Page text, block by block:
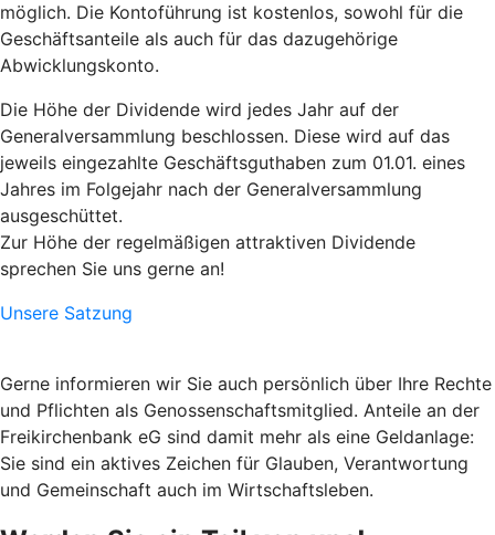
möglich. Die Kontoführung ist kostenlos, sowohl für die
Geschäftsanteile als auch für das dazugehörige
Abwicklungskonto.
Die Höhe der Dividende wird jedes Jahr auf der
Generalversammlung beschlossen. Diese wird auf das
jeweils eingezahlte Geschäftsguthaben zum 01.01. eines
Jahres im Folgejahr nach der Generalversammlung
ausgeschüttet.
Zur Höhe der regelmäßigen attraktiven Dividende
sprechen Sie uns gerne an!
Unsere Satzung
Gerne informieren wir Sie auch persönlich über Ihre Rechte
und Pflichten als Genossenschaftsmitglied. Anteile an der
Freikirchenbank eG sind damit mehr als eine Geldanlage:
Sie sind ein aktives Zeichen für Glauben, Verantwortung
und Gemeinschaft auch im Wirtschaftsleben.